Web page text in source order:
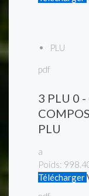
PLU
pdf
3 PLU 0
PLU
a
Poids:
Télécharger